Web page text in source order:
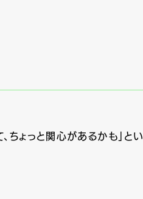
ちょっと関心があるかも」と